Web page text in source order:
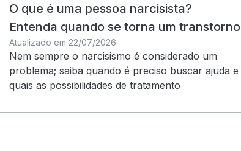
O que é uma pessoa narcisista?
Entenda quando se torna um transtorno
Atualizado em 22/07/2026
Nem sempre o narcisismo é considerado um
problema; saiba quando é preciso buscar ajuda e
quais as possibilidades de tratamento